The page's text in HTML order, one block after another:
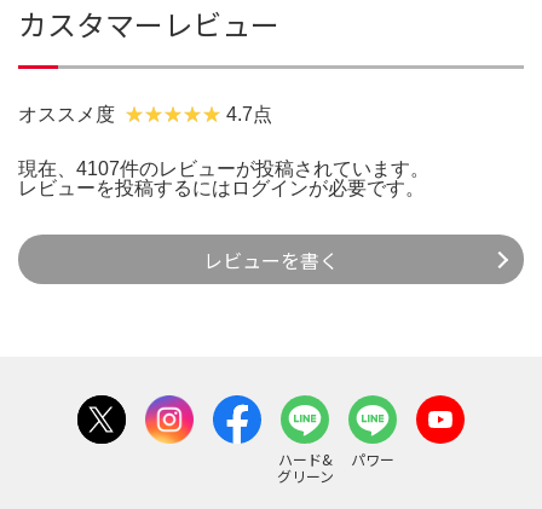
カスタマーレビュー
オススメ度 4.7点
現在、4107件のレビューが投稿されています。
レビューを投稿するには ログインが必要です。
レビューを書く
ハード&
グリーン
パワー